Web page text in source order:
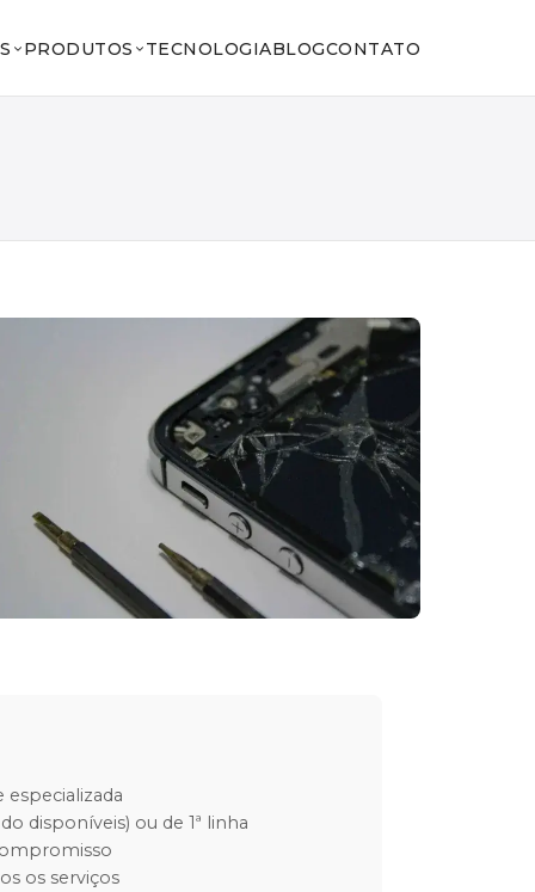
PRODUTOS TECNOLOGIABLOGCONTATO
disponíveis) ou de 1ª linha
os serviços